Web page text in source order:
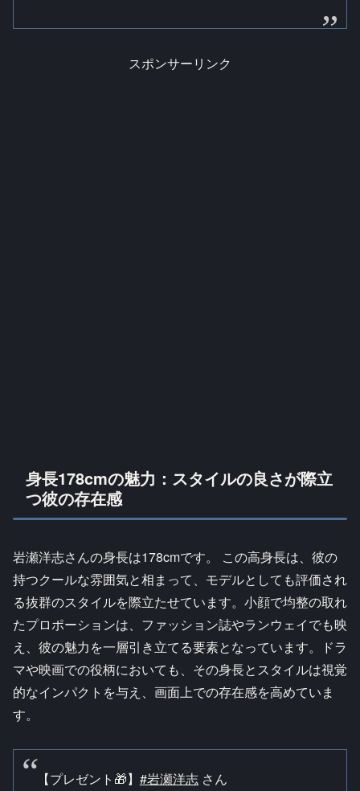
スポンサーリンク
身長178cmの魅力：スタイルの良さが際立
つ彼の存在感
岩瀬洋志さんの身長は178cmです。 この高身長は、彼の
持つクールな雰囲気と相まって、モデルとしても評価され
る抜群のスタイルを際立たせています。小顔で均整の取れ
たプロポーションは、ファッション誌やランウェイでも映
え、彼の魅力を一層引き立てる要素となっています。ドラ
マや映画での役柄においても、その身長とスタイルは視覚
的なインパクトを与え、画面上での存在感を高めていま
す。
【プレゼント🎁】 #岩瀬洋志さん